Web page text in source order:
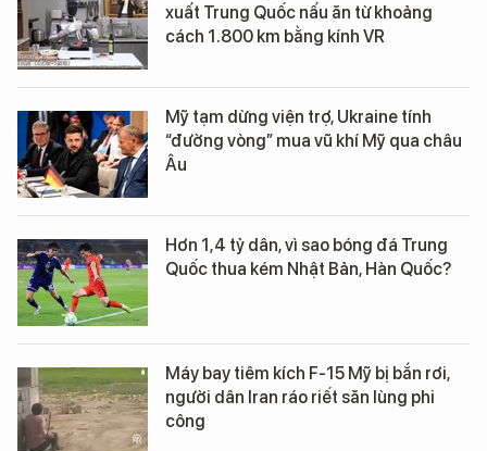
xuất Trung Quốc nấu ăn từ khoảng
cách 1.800 km bằng kính VR
Mỹ tạm dừng viện trợ, Ukraine tính
“đường vòng” mua vũ khí Mỹ qua châu
Âu
Hơn 1,4 tỷ dân, vì sao bóng đá Trung
Quốc thua kém Nhật Bản, Hàn Quốc?
Máy bay tiêm kích F-15 Mỹ bị bắn rơi,
người dân Iran ráo riết săn lùng phi
công